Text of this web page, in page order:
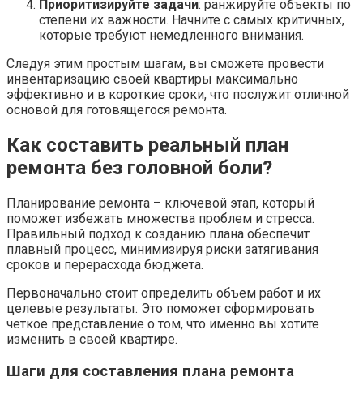
Приоритизируйте задачи: ранжируйте объекты по
степени их важности. Начните с самых критичных,
которые требуют немедленного внимания.
Следуя этим простым шагам, вы сможете провести
инвентаризацию своей квартиры максимально
эффективно и в короткие сроки, что послужит отличной
основой для готовящегося ремонта.
Как составить реальный план
ремонта без головной боли?
Планирование ремонта – ключевой этап, который
поможет избежать множества проблем и стресса.
Правильный подход к созданию плана обеспечит
плавный процесс, минимизируя риски затягивания
сроков и перерасхода бюджета.
Первоначально стоит определить объем работ и их
целевые результаты. Это поможет сформировать
четкое представление о том, что именно вы хотите
изменить в своей квартире.
Шаги для составления плана ремонта